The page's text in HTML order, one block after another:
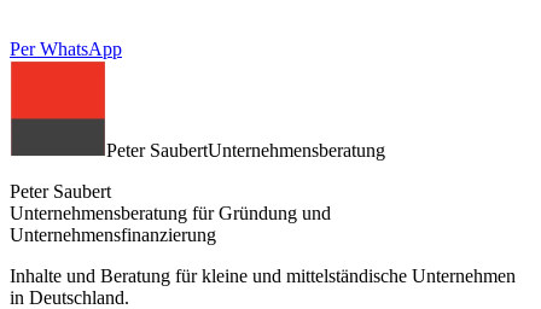
Per WhatsApp
Peter SaubertUnternehmensberatung
Peter Saubert
Unternehmensberatung für Gründung und
Unternehmensfinanzierung
Inhalte und Beratung für kleine und mittelständische Unternehmen
in Deutschland.